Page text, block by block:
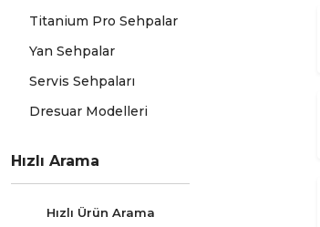
Titanium Pro Sehpalar
Yan Sehpalar
Servis Sehpaları
Dresuar Modelleri
Hızlı Arama
Hızlı Ürün Arama